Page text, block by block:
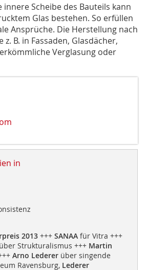
Scheibe des Bauteils kann
Glas bestehen. So erfüllen
Ansprüche. Die Herstellung nach
B. in Fassaden, Glasdächer,
Verglasung oder
in
2013+++ SANAAfür Vitra +++
Strukturalismus +++ Martin
Arno Ledererüber singende
Ravensburg,Lederer